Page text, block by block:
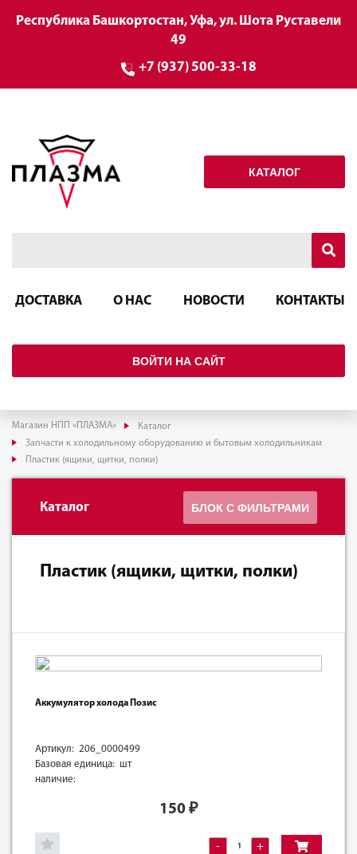
Республика Башкортостан, Уфа, ул. Шота Руставели
49
+7 (937) 500-33-18
КАТАЛОГ
ДОСТАВКА О НАС НОВОСТИ КОНТАКТЫ
ВОЙТИ НА САЙТ
Магазин НПП «ПЛАЗМА»
Каталог
Запчасти к холодильному оборудованию и бытовым холодильникам
Пластик (ящики, щитки, полки)
Каталог БЛОК С ФИЛЬТРАМИ
Пластик (ящики, щитки, полки)
Аккумулятор холода Позис
Артикул: 206_0000499
Базовая единица: шт
наличие:
150 ₽
- +